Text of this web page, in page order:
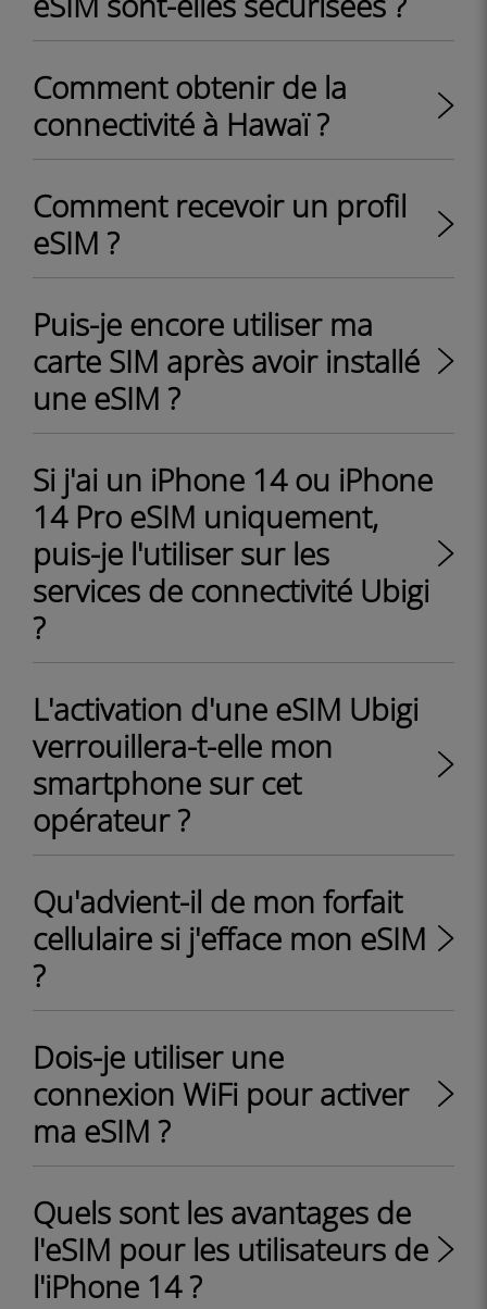
Comment obtenir de la
connectivité à Hawaï ?
Comment recevoir un profil
eSIM ?
Puis-je encore utiliser ma
carte SIM après avoir installé
une eSIM ?
Si j'ai un iPhone 14 ou iPhone
14 Pro eSIM uniquement,
puis-je l'utiliser sur les
services de connectivité Ubigi
?
L'activation d'une eSIM Ubigi
verrouillera-t-elle mon
smartphone sur cet
opérateur ?
Qu'advient-il de mon forfait
cellulaire si j'efface mon eSIM
?
Dois-je utiliser une
connexion WiFi pour activer
ma eSIM ?
Quels sont les avantages de
l'eSIM pour les utilisateurs de
l'iPhone 14 ?